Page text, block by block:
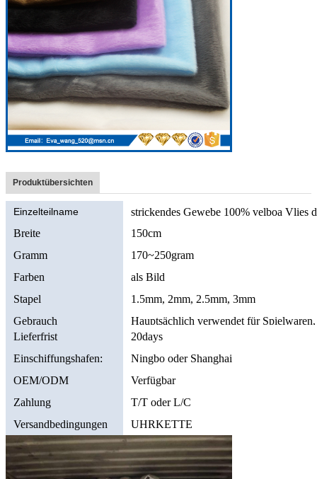
Produktübersichten
Einzelteilname
strickendes Gewebe 100% velboa Vlies
Breite
150cm
Gramm
170~250gram
Farben
als Bild
Stapel
1.5mm, 2mm, 2.5mm, 3mm
Gebrauch
Hauptsächlich verwendet für
Lieferfrist
20days
Einschiffungshafen:
Ningbo oder Shanghai
OEM/ODM
Verfügbar
Zahlung
T/T oder L/C
Versandbedingungen
UHRKETTE